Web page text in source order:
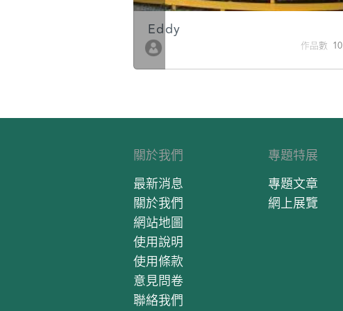
Eddy
作品數 10
關於我們
最新消息
關於我們
網站地圖
使用說明
使用條款
意見問卷
聯絡我們
專題特展
專題文章
網上展覽